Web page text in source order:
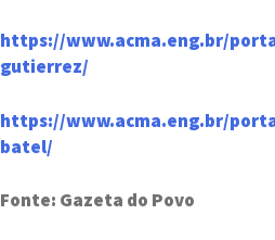
https://www.acma.eng.br/
gutierrez/
https://www.acma.eng.br/
batel/
Fonte: Gazeta do Povo